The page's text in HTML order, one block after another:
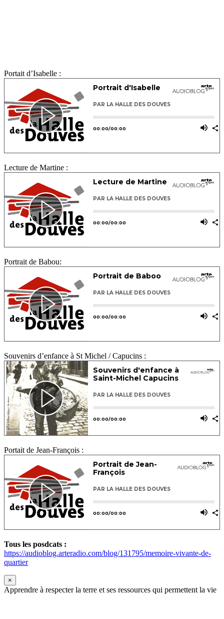
Portait d’Isabelle :
Lecture de Martine :
Portrait de Babou:
Souvenirs d’enfance à St Michel / Capucins :
Portait de Jean-François :
Tous les posdcats :
https://audioblog.arteradio.com/blog/131795/memoire-vivante-de-
quartier
×
Apprendre à respecter la terre et ses ressources qui permettent la vie